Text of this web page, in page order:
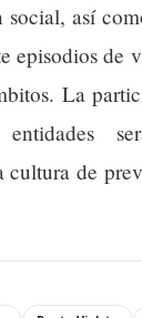
social, así
episodios de
La
cultura de